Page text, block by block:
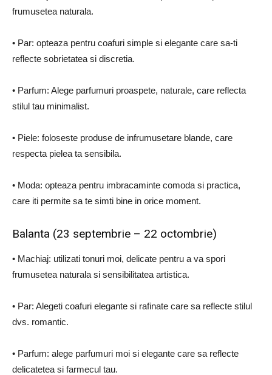
frumusetea naturala.
• Par: opteaza pentru coafuri simple si elegante care sa-ti
reflecte sobrietatea si discretia.
• Parfum: Alege parfumuri proaspete, naturale, care reflecta
stilul tau minimalist.
• Piele: foloseste produse de infrumusetare blande, care
respecta pielea ta sensibila.
• Moda: opteaza pentru imbracaminte comoda si practica,
care iti permite sa te simti bine in orice moment.
Balanta (23 septembrie – 22 octombrie)
• Machiaj: utilizati tonuri moi, delicate pentru a va spori
frumusetea naturala si sensibilitatea artistica.
• Par: Alegeti coafuri elegante si rafinate care sa reflecte stilul
dvs. romantic.
• Parfum: alege parfumuri moi si elegante care sa reflecte
delicatetea si farmecul tau.